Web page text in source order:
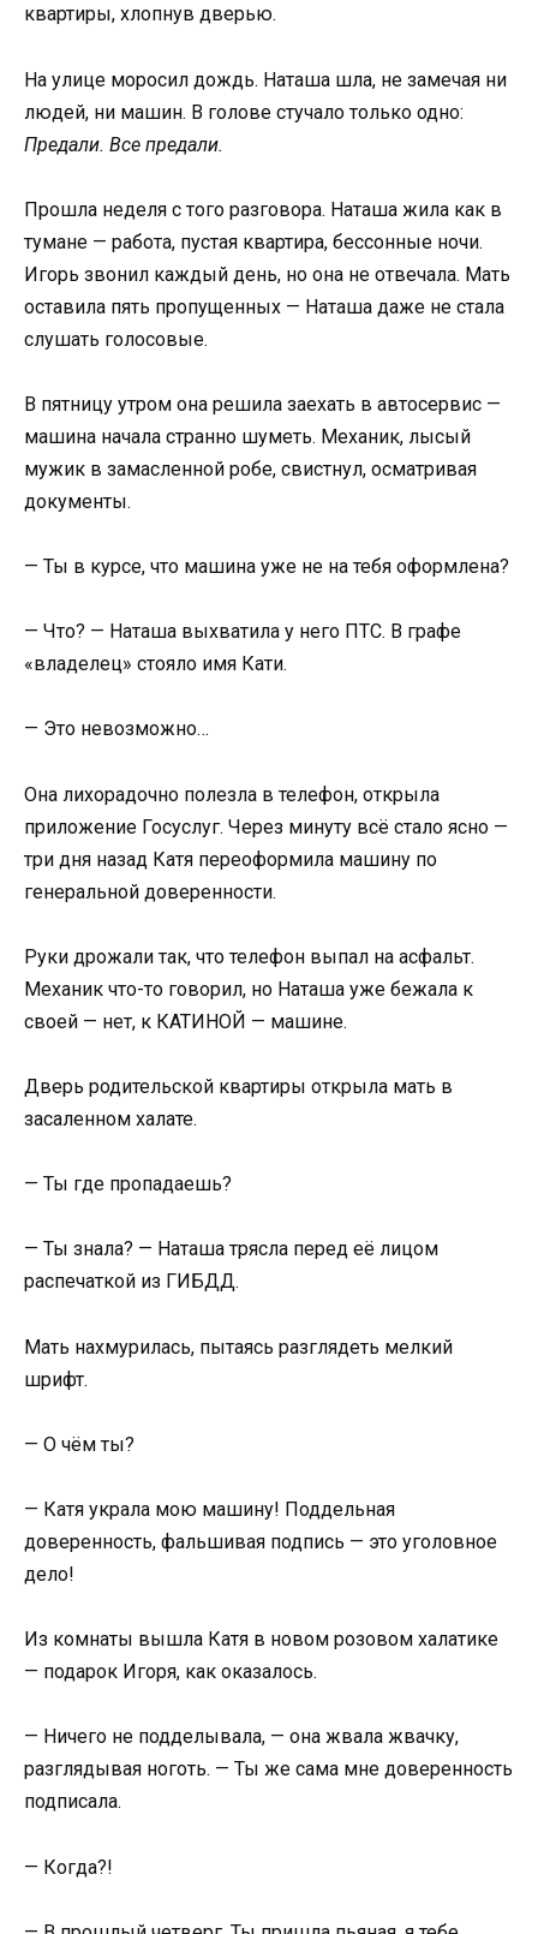
квартиры, хлопнув дверью.
На улице моросил дождь. Наташа шла, не замечая ни
людей, ни машин. В голове стучало только одно:
Предали. Все предали.
Прошла неделя с того разговора. Наташа жила как в
тумане — работа, пустая квартира, бессонные ночи.
Игорь звонил каждый день, но она не отвечала. Мать
оставила пять пропущенных — Наташа даже не стала
слушать голосовые.
В пятницу утром она решила заехать в автосервис —
машина начала странно шуметь. Механик, лысый
мужик в замасленной робе, свистнул, осматривая
документы.
— Ты в курсе, что машина уже не на тебя оформлена?
— Что? — Наташа выхватила у него ПТС. В графе
«владелец» стояло имя Кати.
— Это невозможно…
Она лихорадочно полезла в телефон, открыла
приложение Госуслуг. Через минуту всё стало ясно —
три дня назад Катя переоформила машину по
генеральной доверенности.
Руки дрожали так, что телефон выпал на асфальт.
Механик что-то говорил, но Наташа уже бежала к
своей — нет, к КАТИНОЙ — машине.
Дверь родительской квартиры открыла мать в
засаленном халате.
— Ты где пропадаешь?
— Ты знала? — Наташа трясла перед её лицом
распечаткой из ГИБДД.
Мать нахмурилась, пытаясь разглядеть мелкий
шрифт.
— О чём ты?
— Катя украла мою машину! Поддельная
доверенность, фальшивая подпись — это уголовное
дело!
Из комнаты вышла Катя в новом розовом халатике
— подарок Игоря, как оказалось.
— Ничего не подделывала, — она жвала жвачку,
разглядывая ноготь. — Ты же сама мне доверенность
подписала.
— Когда?!